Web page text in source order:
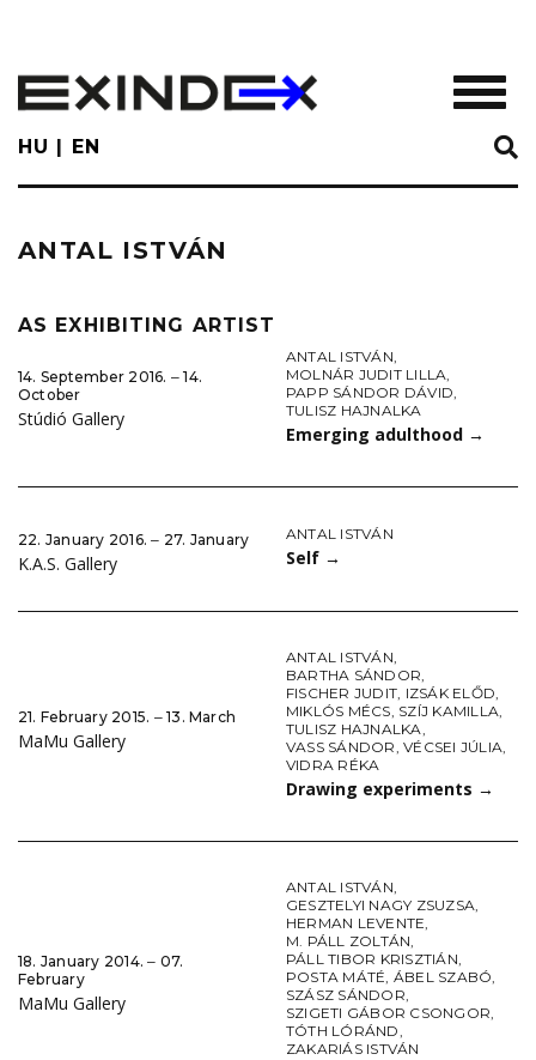
main
content
HU EN
ANTAL ISTVÁN
AS EXHIBITING ARTIST
14. September 2016. ‒ 14.
October
Stúdió Gallery
ANTAL ISTVÁN,
MOLNÁR JUDIT LILLA,
PAPP SÁNDOR DÁVID,
TULISZ HAJNALKA
Emerging adulthood →
22. January 2016. ‒ 27. January
K.A.S. Gallery
ANTAL ISTVÁN
Self →
21. February 2015. ‒ 13. March
MaMu Gallery
ANTAL ISTVÁN,
BARTHA SÁNDOR,
FISCHER JUDIT, IZSÁK ELŐD,
MIKLÓS MÉCS, SZÍJ KAMILLA,
TULISZ HAJNALKA,
VASS SÁNDOR,VÉCSEI JÚLIA,
VIDRA RÉKA
Drawing experiments →
18. January 2014. ‒ 07.
February
MaMu Gallery
ANTAL ISTVÁN,
GESZTELYI NAGY ZSUZSA,
HERMAN LEVENTE,
M. PÁLL ZOLTÁN,
PÁLL TIBOR KRISZTIÁN,
POSTA MÁTÉ, ÁBEL SZABÓ,
SZÁSZ SÁNDOR,
SZIGETI GÁBOR CSONGOR,
TÓTH LÓRÁND,
ZAKARIÁS ISTVÁN